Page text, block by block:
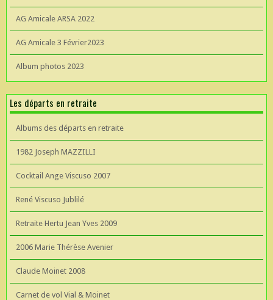
AG Amicale ARSA 2022
AG Amicale 3 Février2023
Album photos 2023
Les départs en retraite
Albums des départs en retraite
1982 Joseph MAZZILLI
Cocktail Ange Viscuso 2007
René Viscuso Jublilé
Retraite Hertu Jean Yves 2009
2006 Marie Thérèse Avenier
Claude Moinet 2008
Carnet de vol Vial & Moinet